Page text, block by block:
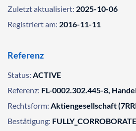
Zuletzt aktualisiert: 2025-10-06
Registriert am: 2016-11-11
Referenz
Status: ACTIVE
Referenz: FL-0002.302.445-8,
Rechtsform: Aktiengesellschaft
Bestätigung: